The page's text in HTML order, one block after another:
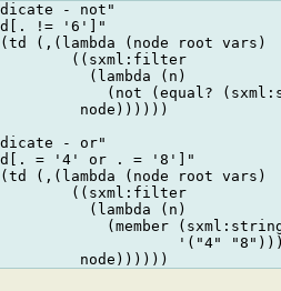
- not"
!= '6']"
(,(lambda (node root vars)
((sxml:filter
(lambda (n)
(not (equal?
node))))))
- or"
= '4' or . = '8']"
(,(lambda (node root vars)
((sxml:filter
(lambda (n)
(member
'("4"